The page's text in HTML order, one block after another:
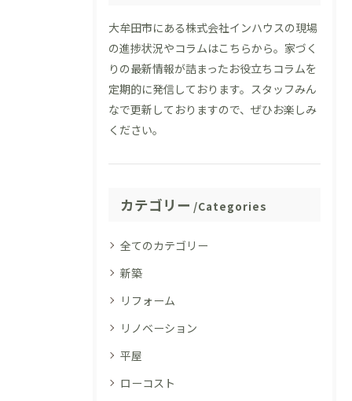
大牟田市にある株式会社インハウスの現場
の進捗状況やコラムはこちらから。家づく
りの最新情報が詰まったお役立ちコラムを
定期的に発信しております。スタッフみん
なで更新しておりますので、ぜひお楽しみ
ください。
カテゴリー Categories
全てのカテゴリー
新築
リフォーム
リノベーション
平屋
ローコスト